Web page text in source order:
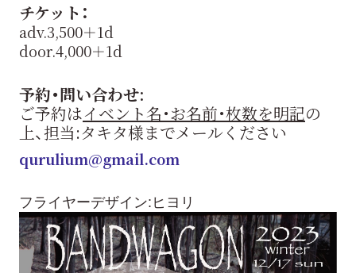
チケット：
adv.3,500＋1d
door.4,000＋1d
予約・問い合わせ:
ご予約はイベント名・お名前・枚数を明記の
上、担当:タキタ様までメールください
qurulium@gmail.com
フライヤーデザイン:ヒヨリ